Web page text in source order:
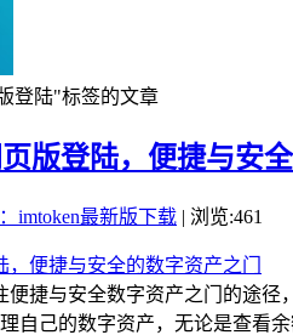
登陆"标签的文章
版登陆，便捷与安全
imtoken最新版下载 | 浏览:461
便捷与安全数字资产之门的途
自己的数字资产，无论是查看